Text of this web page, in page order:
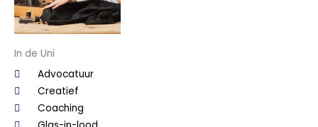
In de Uni
Advocatuur
Creatief
Coaching